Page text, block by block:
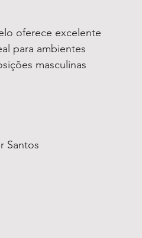
oferece excelente
para ambientes
masculinas
Santos